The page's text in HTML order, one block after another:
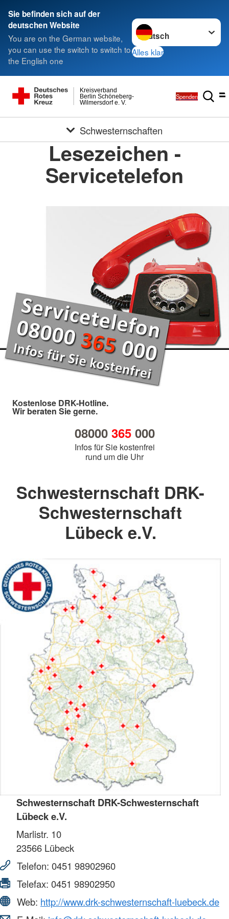
Sie befinden sich auf der
deutschen Website
You are on the German website,
you can use the switch to switch to
the English one
Sprache wechseln zu
Alles klar
Wilmersdorf e. V.
Berlin Schöneberg-
Kreisverband
Spenden
Schwesternschaften
Lesezeichen -
Servicetelefon
Kostenlose DRK-Hotline.
Wir beraten Sie gerne.
08000 365000
Infos für Sie kostenfrei
rund um die Uhr
Schwesternschaft DRK-
Schwesternschaft
Lübeck e.V.
Schwesternschaft DRK-Schwesternschaft
Lübeck e.V.
Marlistr. 10
23566 Lübeck
Telefon: 0451 98902960
Telefax: 0451 98902950
Web: http://www.drk-schwesternschaft-luebeck.de